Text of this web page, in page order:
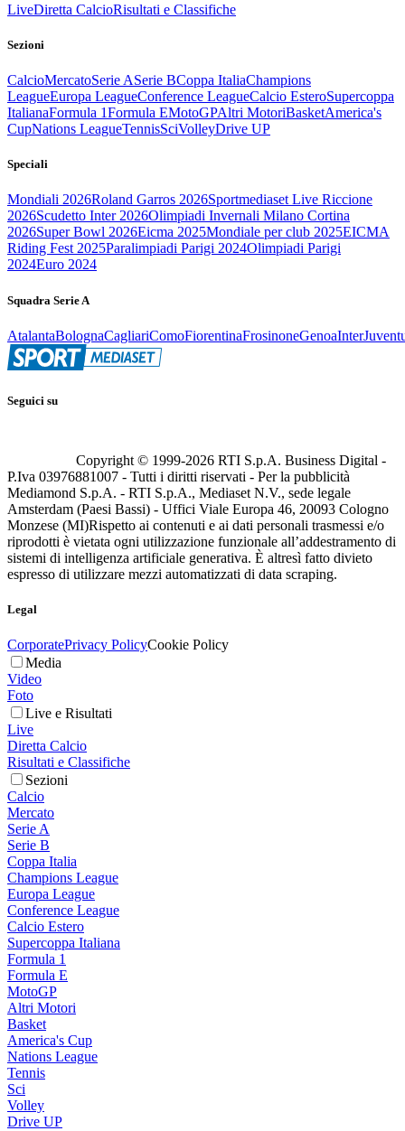
LiveDiretta CalcioRisultati e Classifiche
Sezioni
CalcioMercatoSerie ASerie BCoppa ItaliaChampions
LeagueEuropa LeagueConference LeagueCalcio EsteroSupercoppa
ItalianaFormula 1Formula EMotoGPAltri MotoriBasketAmerica's
CupNations LeagueTennisSciVolleyDrive UP
Speciali
Mondiali 2026Roland Garros 2026Sportmediaset Live Riccione
2026Scudetto Inter 2026Olimpiadi Invernali Milano Cortina
2026Super Bowl 2026Eicma 2025Mondiale per club 2025EICMA
Riding Fest 2025Paralimpiadi Parigi 2024Olimpiadi Parigi
2024Euro 2024
Squadra Serie A
AtalantaBolognaCagliariComoFiorentinaFrosinoneGenoaInter
Seguici su
Copyright © 1999-2026 RTI S.p.A. Business Digital -
P.Iva 03976881007 - Tutti i diritti riservati - Per la pubblicità
Mediamond S.p.A. - RTI S.p.A., Mediaset N.V., sede legale
Amsterdam (Paesi Bassi) - Uffici Viale Europa 46, 20093 Cologno
Monzese (MI)Rispetto ai contenuti e ai dati personali trasmessi e/o
riprodotti è vietata ogni utilizzazione funzionale all’addestramento di
sistemi di intelligenza artificiale generativa. È altresì fatto divieto
espresso di utilizzare mezzi automatizzati di data scraping.
Legal
CorporatePrivacy PolicyCookie Policy
Media
Video
Foto
Live e Risultati
Live
Diretta Calcio
Risultati e Classifiche
Sezioni
Calcio
Mercato
Serie A
Serie B
Coppa Italia
Champions League
Europa League
Conference League
Calcio Estero
Supercoppa Italiana
Formula 1
Formula E
MotoGP
Altri Motori
Basket
America's Cup
Nations League
Tennis
Sci
Volley
Drive UP